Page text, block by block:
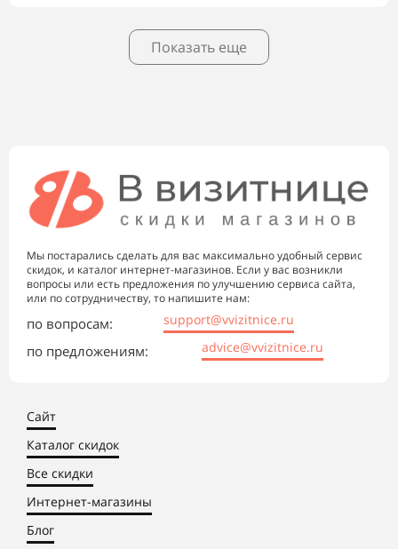
Показать еще
Мы постарались сделать для вас максимально удобный сервис
скидок, и каталог интернет-магазинов. Если у вас возникли
вопросы или есть предложения по улучшению сервиса сайта,
или по сотрудничеству, то напишите нам:
по вопросам: support@vvizitnice.ru
по предложениям: advice@vvizitnice.ru
Сайт
Каталог скидок
Все скидки
Интернет-магазины
Блог